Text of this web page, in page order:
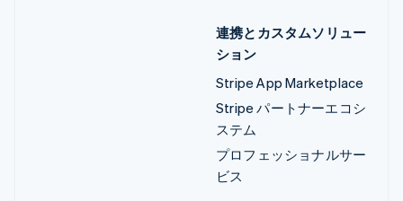
連携とカスタムソリュー
ション
Stripe App Marketplace
Stripe パートナーエコシ
ステム
プロフェッショナルサー
ビス